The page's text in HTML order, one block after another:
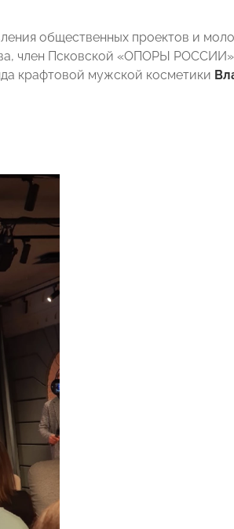
общественных проектов и
член Псковской «ОПОРЫ
крафтовой мужской косметики